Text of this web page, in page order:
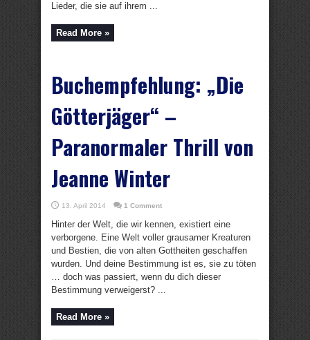
Lieder, die sie auf ihrem ...
Read More »
Buchempfehlung: „Die
Götterjäger“ –
Paranormaler Thrill von
Jeanne Winter
13. April 2014 1 Comment
Hinter der Welt, die wir kennen, existiert eine
verborgene. Eine Welt voller grausamer Kreaturen
und Bestien, die von alten Gottheiten geschaffen
wurden. Und deine Bestimmung ist es, sie zu töten
… doch was passiert, wenn du dich dieser
Bestimmung verweigerst? ...
Read More »